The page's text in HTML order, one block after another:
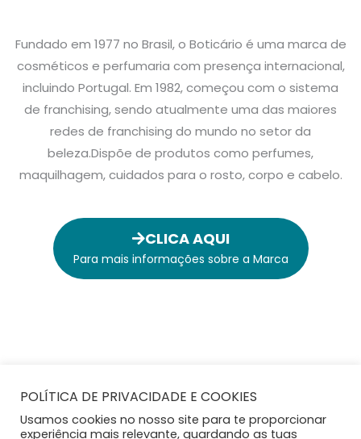
Fundado em 1977 no Brasil, o Boticário é uma marca de
cosméticos e perfumaria com presença internacional,
incluindo Portugal. Em 1982, começou com o sistema
de franchising, sendo atualmente uma das maiores
redes de franchising do mundo no setor da
beleza.Dispõe de produtos como perfumes,
maquilhagem, cuidados para o rosto, corpo e cabelo.
CLICA AQUI
Para mais informações sobre a Marca
POLÍTICA DE PRIVACIDADE E COOKIES
Usamos cookies no nosso site para te proporcionar
experiência mais relevante, guardando as tuas